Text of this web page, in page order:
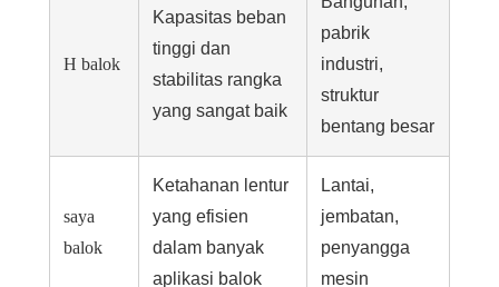
H balok
Kapasitas beban
tinggi dan
stabilitas rangka
yang sangat baik
pabrik
industri,
struktur
bentang besar
saya
balok
Ketahanan lentur
yang efisien
dalam banyak
aplikasi balok
Lantai,
jembatan,
penyangga
mesin